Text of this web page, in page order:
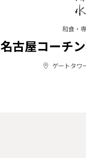
和食・
名古屋コーチ
ゲートタワ